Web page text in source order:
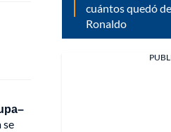
se
cuántos quedó
Ronaldo